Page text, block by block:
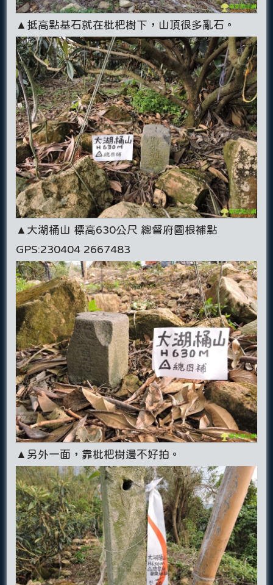
▲抵高點基石就在枇杷樹下，山頂很多亂石。
▲大湖桶山 標高630公尺 總督府圖根補點
GPS:230404 2667483
▲另外一面，靠枇杷樹邊不好拍。